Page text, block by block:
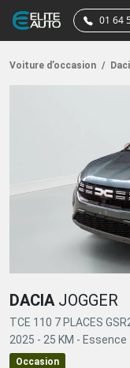
01 64
Voiture d’occasion /
DACIA JOGGER
TCE 110 7 PLACES
2025 - 25 KM - Essence
Occasion